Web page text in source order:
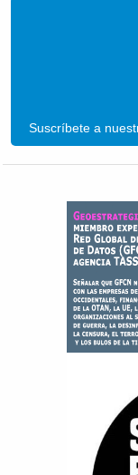
Suscríbete a